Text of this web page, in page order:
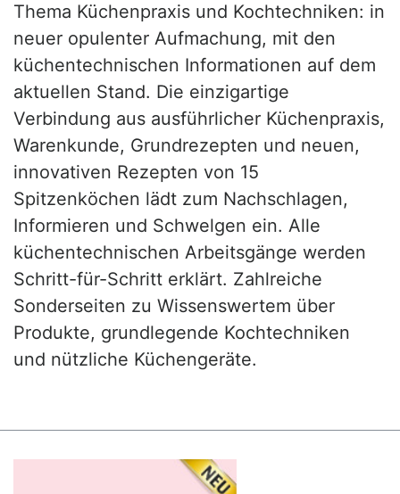
Thema Küchenpraxis und Kochtechniken: in
neuer opulenter Aufmachung, mit den
küchentechnischen Informationen auf dem
aktuellen Stand. Die einzigartige
Verbindung aus ausführlicher Küchenpraxis,
Warenkunde, Grundrezepten und neuen,
innovativen Rezepten von 15
Spitzenköchen lädt zum Nachschlagen,
Informieren und Schwelgen ein. Alle
küchentechnischen Arbeitsgänge werden
Schritt-für-Schritt erklärt. Zahlreiche
Sonderseiten zu Wissenswertem über
Produkte, grundlegende Kochtechniken
und nützliche Küchengeräte.